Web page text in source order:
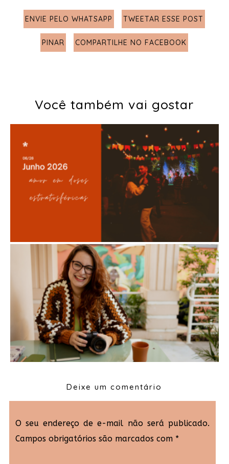
ENVIE PELO WHATSAPP TWEETAR ESSE POST
PINAR COMPARTILHE NO FACEBOOK
Você também vai gostar
Deixe um comentário
O seu endereço de e-mail não será publicado.
Campos obrigatórios são marcados com *